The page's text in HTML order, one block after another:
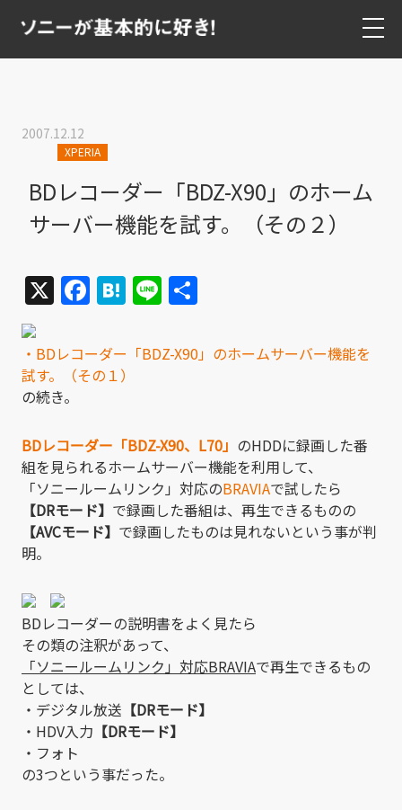
2007.12.12
XPERIA
BDレコーダー「BDZ-X90」のホーム
サーバー機能を試す。（その２）
X Facebook
Hatena
Line
・BDレコーダー「BDZ-X90」のホームサーバー機能を
試す。（その１）
の続き。
BDレコーダー「BDZ-X90、L70」 のHDDに録画した番
組を見られるホームサーバー機能を利用して、
「ソニールームリンク」対応のBRAVIAで試したら
【DRモード】 で録画した番組は、再生できるものの
【AVCモード】 で録画したものは見れないという事が判
明。
BDレコーダーの説明書をよく見たら
その類の注釈があって、
「ソニールームリンク」対応BRAVIAで再生できるもの
としては、
・デジタル放送 【DRモード】
・HDV入力 【DRモード】
・フォト
の3つという事だった。